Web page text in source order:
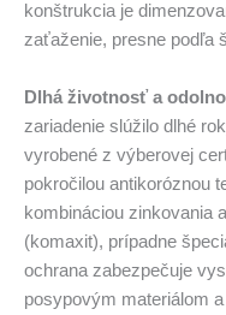
konštrukcia je
zaťaženie, presne podľa
Dlhá životnosť a
zariadenie slúžilo dlhé
vyrobené z výberovej
pokročilou antikoróznou
kombináciou zinkovania
(komaxit), prípadne
ochrana zabezpečuje
posypovým materiálom